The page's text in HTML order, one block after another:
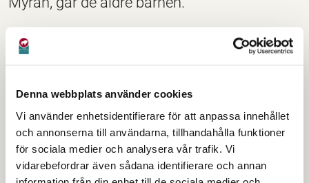
Denna webbplats använder cookies
Vi använder enhetsidentifierare för att anpassa innehållet
och annonserna till användarna, tillhandahålla funktioner
för sociala medier och analysera vår trafik. Vi
vidarebefordrar även sådana identifierare och annan
Besöksadress:
Eriksgatan 23
forskola@avesta.se
Rektor:
Titti Juhlin